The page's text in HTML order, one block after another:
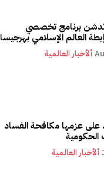
تدشن برنامج تخصصي
العالم الإسلامي بهرجيسا
ألأخبار العالمية
على عزمها مكافحة الفساد
ألأخبار العالمية